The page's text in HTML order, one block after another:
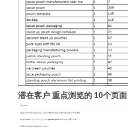
潜在客户 重点浏览的 10个页面